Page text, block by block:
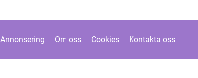
Annonsering Om oss Cookies Kontakta oss